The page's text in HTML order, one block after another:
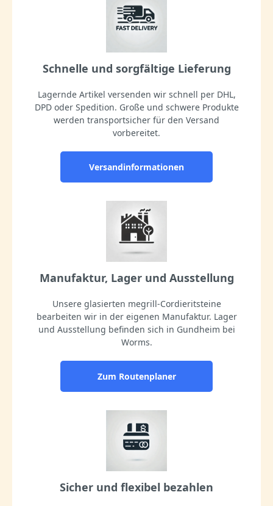
Schnelle und sorgfältige Lieferung
Lagernde Artikel versenden wir schnell per DHL,
DPD oder Spedition. Große und schwere Produkte
werden transportsicher für den Versand
vorbereitet.
Versandinformationen
Manufaktur, Lager und Ausstellung
Unsere glasierten megrill-Cordieritsteine
bearbeiten wir in der eigenen Manufaktur. Lager
und Ausstellung befinden sich in Gundheim bei
Worms.
Zum Routenplaner
Sicher und flexibel bezahlen